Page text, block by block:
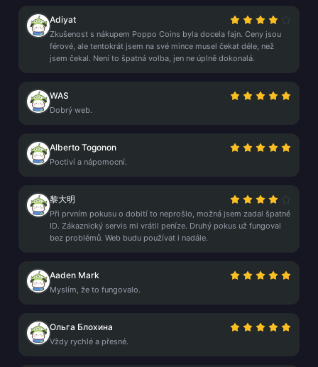
Adiyat
Zkušenost s nákupem Poppo Coins byla docela fajn. Ceny jsou
férové, ale tentokrát jsem na své mince musel čekat déle, než
jsem čekal. Není to špatná volba, jen ne úplně dokonalá.
WAS
Dobrý web.
Alberto Togonon
Poctiví a nápomocní.
黎大明
Při prvním pokusu o dobití to neprošlo, možná jsem zadal špatné
ID. Zákaznický servis mi vrátil peníze. Druhý pokus už fungoval
bez problémů. Web budu používat i nadále.
Aaden Mark
Myslím, že to fungovalo.
Ольга Блохина
Vždy rychlé a přesné.